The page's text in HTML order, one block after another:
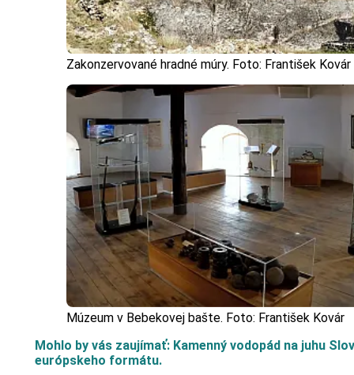
Zakonzervované hradné múry. Foto: František Kovár
Múzeum v Bebekovej bašte. Foto: František Kovár
Mohlo by vás zaujímať: Kamenný vodopád na juhu
európskeho formátu.